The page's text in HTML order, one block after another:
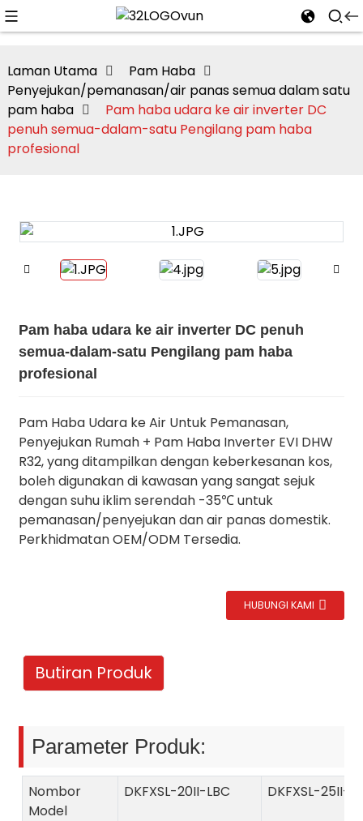
Laman Utama
Pam Haba
Penyejukan/pemanasan/air panas semua dalam satu
pam haba
Pam haba udara ke air inverter DC
penuh semua-dalam-satu Pengilang pam haba
profesional
Pam haba udara ke air inverter DC penuh
semua-dalam-satu Pengilang pam haba
profesional
Pam Haba Udara ke Air Untuk Pemanasan,
Penyejukan Rumah + Pam Haba Inverter EVI DHW
R32, yang ditampilkan dengan keberkesanan kos,
boleh digunakan di kawasan yang sangat sejuk
dengan suhu iklim serendah -35℃ untuk
pemanasan/penyejukan dan air panas domestik.
Perkhidmatan OEM/ODM Tersedia.
HUBUNGI KAMI
Butiran Produk
Parameter Produk:
Nombor
Model
DKFXSL-20II-LBC DKFXSL-25II-